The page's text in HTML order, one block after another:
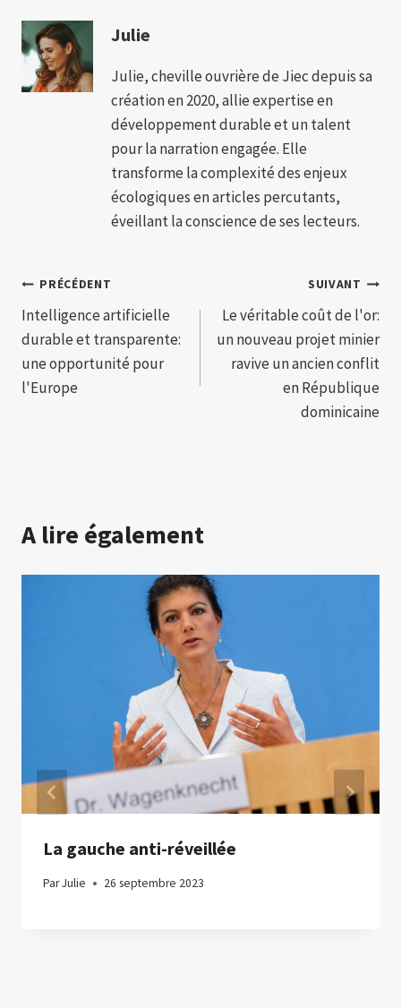
Julie
Julie, cheville ouvrière de Jiec depuis sa
création en 2020, allie expertise en
développement durable et un talent
pour la narration engagée. Elle
transforme la complexité des enjeux
écologiques en articles percutants,
éveillant la conscience de ses lecteurs.
Navigation
de
l’article
PRÉCÉDENT
Intelligence artificielle
durable et transparente:
une opportunité pour
l'Europe
SUIVANT
Le véritable coût de l'or:
un nouveau projet minier
ravive un ancien conflit
en République
dominicaine
A lire également
La gauche anti-réveillée
ParJulie 26 septembre 2023